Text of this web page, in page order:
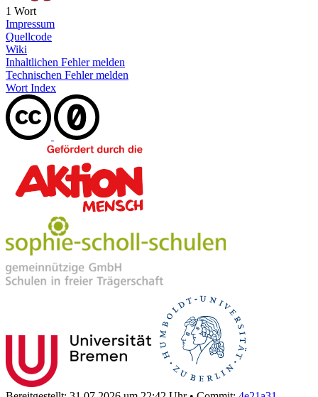
1 Wort
Impressum
Quellcode
Wiki
Inhaltlichen Fehler melden
Technischen Fehler melden
Wort Index